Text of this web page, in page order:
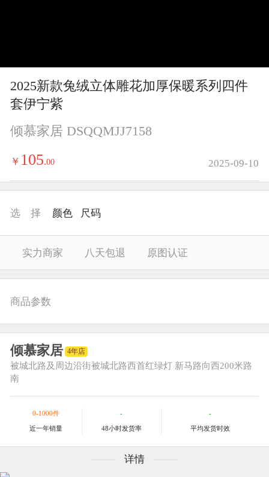
i
e
2025新款兔绒立体雕花加厚保暖系列四件
套伊宁紫
倾慕家居 DSQQMJJ7158
￥ 105.00 2025-09-10
选 择 颜色 尺码
实力商家 八天包退 原图认证
商品参数
倾慕家居 4年店
被城北路及周边沿街被城北路西首红绿灯 新马路向西200米路
南
0-1000件
近一年销量
-
48小时发货率
-
平均发货时效
详情